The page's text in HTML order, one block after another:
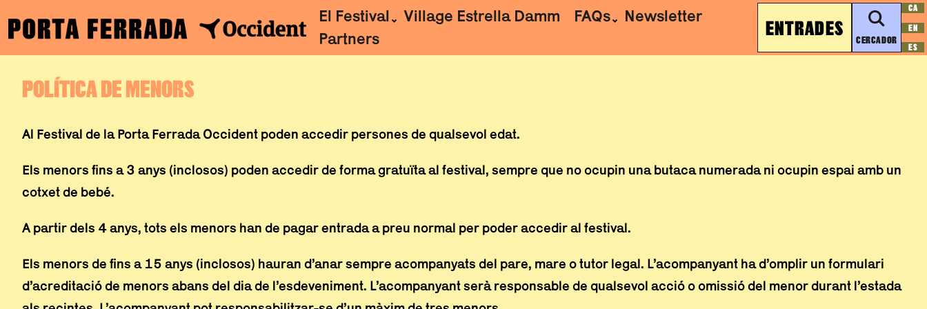
El Festival Village Estrella Damm FAQs
Newsletter
Partners
ENTRADES
CERCADOR
CA
EN
ES
POLÍTICA DE MENORS
Al Festival de la Porta Ferrada Occident poden accedir persones de qualsevol edat.
Els menors fins a 3 anys (inclosos) poden accedir de forma gratuïta al festival, sempre que no ocupin una butaca numerada ni ocupin espai amb un
cotxet de bebé.
A partir dels 4 anys, tots els menors han de pagar entrada a preu normal per poder accedir al festival.
Els menors de fins a 15 anys (inclosos) hauran d’anar sempre acompanyats del pare, mare o tutor legal. L’acompanyant ha d’omplir un formulari
d’acreditació de menors abans del dia de l’esdeveniment. L’acompanyant serà responsable de qualsevol acció o omissió del menor durant l’estada